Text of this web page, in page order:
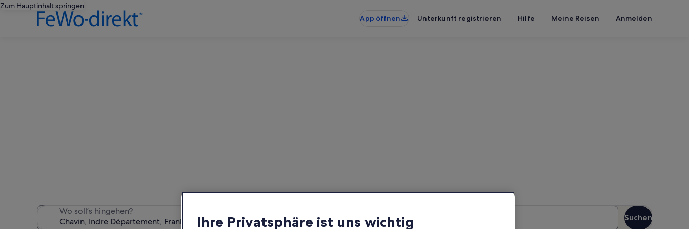
Zum Hauptinhalt springen
App öffnen
Unterkunft registrieren Hilfe Meine Reisen Anmelden
Wo soll’s hingehen?
Suchen
Ihre Privatsphäre ist uns wichtig